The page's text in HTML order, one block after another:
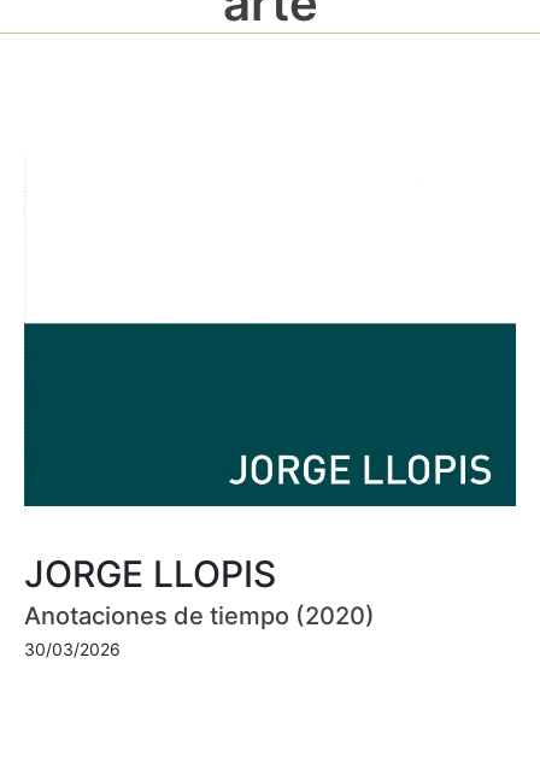
JORGE LLOPIS
Anotaciones de tiempo (2020)
30/03/2026